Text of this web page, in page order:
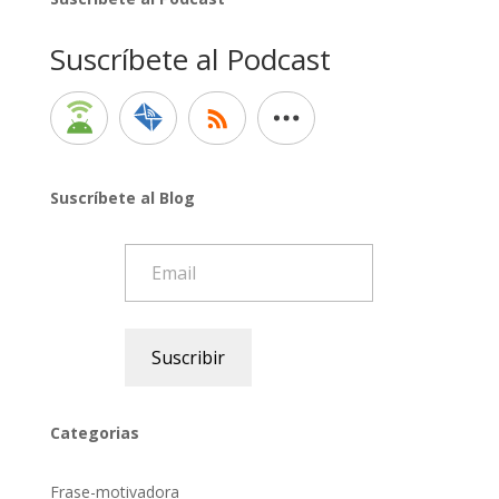
Suscríbete al Podcast
Suscríbete al Blog
Suscribir
Categorias
Frase-motivadora